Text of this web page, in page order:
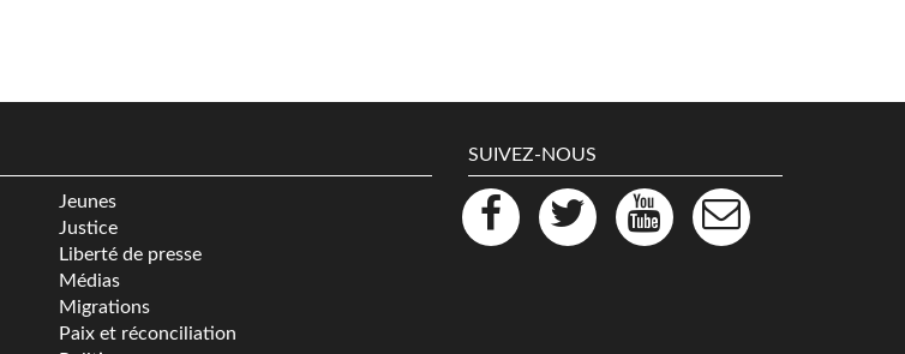
Jeunes
Justice
Liberté de presse
Médias
Migrations
Paix et réconciliation
SUIVEZ-NOUS